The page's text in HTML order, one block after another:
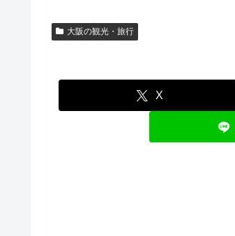
大阪の観光・旅行
X